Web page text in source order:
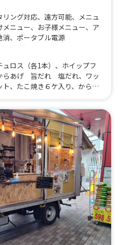
リング対応、 遠方可能、
メニュ
メニュー、 お子様メニュー、 ア
消、 ポータブル電源
ロス（各1本）、ホイップフ
らあげ 旨だれ 塩だれ、ワッ
、たこ焼き６ケ入り、からた
レモネードサワー、ソフトド